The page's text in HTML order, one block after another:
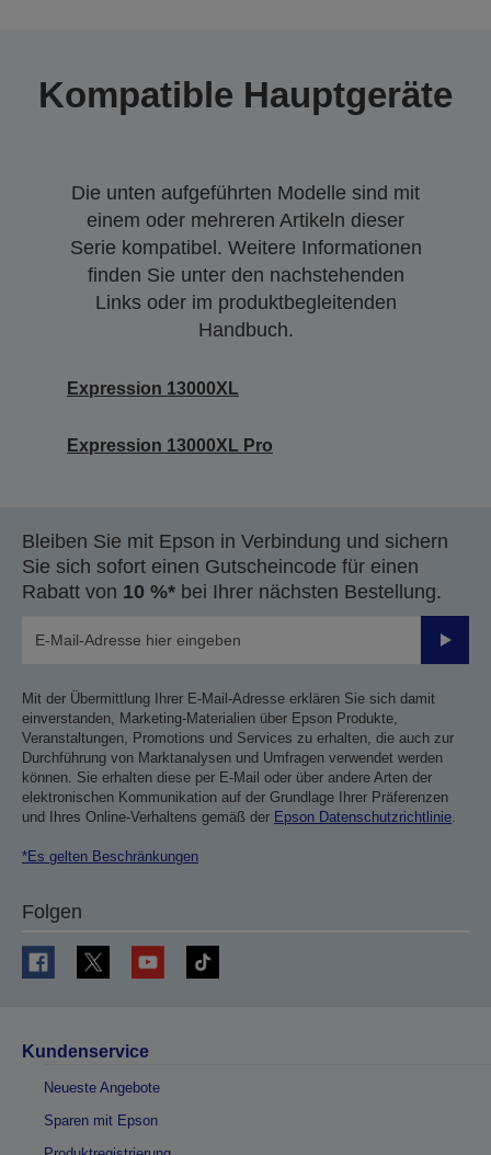
Kompatible Hauptgeräte
Die unten aufgeführten Modelle sind mit
einem oder mehreren Artikeln dieser
Serie kompatibel. Weitere Informationen
finden Sie unter den nachstehenden
Links oder im produktbegleitenden
Handbuch.
Expression 13000XL
Expression 13000XL Pro
Bleiben Sie mit Epson in Verbindung und sichern
Sie sich sofort einen Gutscheincode für einen
Rabatt von 10 %* bei Ihrer nächsten Bestellung.
Mit der Übermittlung Ihrer E-Mail-Adresse erklären Sie sich damit
einverstanden, Marketing-Materialien über Epson Produkte,
Veranstaltungen, Promotions und Services zu erhalten, die auch zur
Durchführung von Marktanalysen und Umfragen verwendet werden
können. Sie erhalten diese per E-Mail oder über andere Arten der
elektronischen Kommunikation auf der Grundlage Ihrer Präferenzen
und Ihres Online-Verhaltens gemäß der Epson Datenschutzrichtlinie.
*Es gelten Beschränkungen
Folgen
Kundenservice
Neueste Angebote
Sparen mit Epson